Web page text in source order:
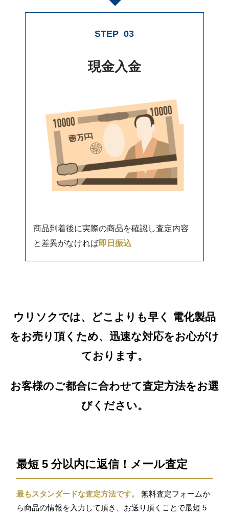
STEP 03
現金入金
商品到着後に実際の商品を確認し査定内容
と差異がなければ即日振込
ウリソクでは、どこよりも早く 電化製品
をお売り頂くため、迅速な対応をお心がけ
ております。
お客様のご都合に合わせて査定方法をお選
びください。
最短 5 分以内に返信！メール査定
最もスタンダードな査定方法です。
無料査定フォームか
ら商品の情報を入力して頂き、お送り頂くことで最短 5